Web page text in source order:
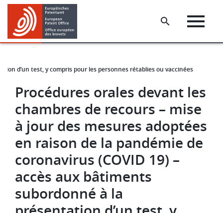
Skip
main
content
Skip
footer
d’un test, y compris pour les personnes rétablies ou vaccinées
Procédures orales devant les
chambres de recours – mise
à jour des mesures adoptées
en raison de la pandémie de
coronavirus (COVID 19) –
accès aux bâtiments
subordonné à la